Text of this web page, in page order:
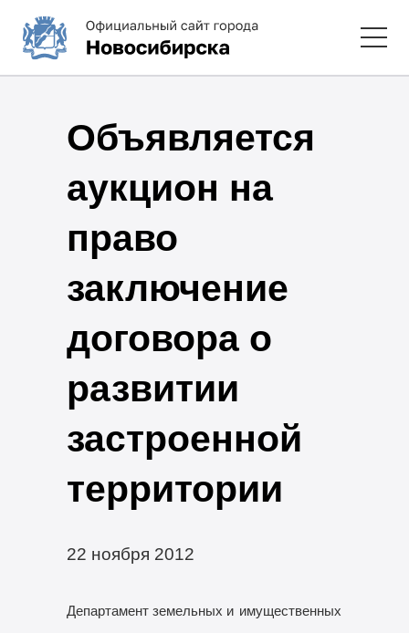
Объявляется
аукцион на
право
заключение
договора о
развитии
застроенной
территории
22 ноября 2012
Департамент земельных и имущественных